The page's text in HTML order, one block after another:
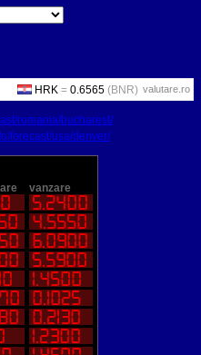
valutare.ro
romania/bucharest/
forecast/usa/denver/